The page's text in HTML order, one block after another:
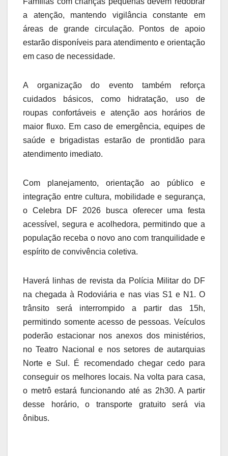
a atenção, mantendo vigilância constante em
áreas de grande circulação. Pontos de apoio
estarão disponíveis para atendimento e orientação
em caso de necessidade.
A organização do evento também reforça
cuidados básicos, como hidratação, uso de
roupas confortáveis e atenção aos horários de
maior fluxo. Em caso de emergência, equipes de
saúde e brigadistas estarão de prontidão para
atendimento imediato.
Com planejamento, orientação ao público e
integração entre cultura, mobilidade e segurança,
o Celebra DF 2026 busca oferecer uma festa
acessível, segura e acolhedora, permitindo que a
população receba o novo ano com tranquilidade e
espírito de convivência coletiva.
Haverá linhas de revista da Polícia Militar do DF
na chegada à Rodoviária e nas vias S1 e N1. O
trânsito será interrompido a partir das 15h,
permitindo somente acesso de pessoas. Veículos
poderão estacionar nos anexos dos ministérios,
no Teatro Nacional e nos setores de autarquias
Norte e Sul. É recomendado chegar cedo para
conseguir os melhores locais. Na volta para casa,
o metrô estará funcionando até as 2h30. A partir
desse horário, o transporte gratuito será via
ônibus.